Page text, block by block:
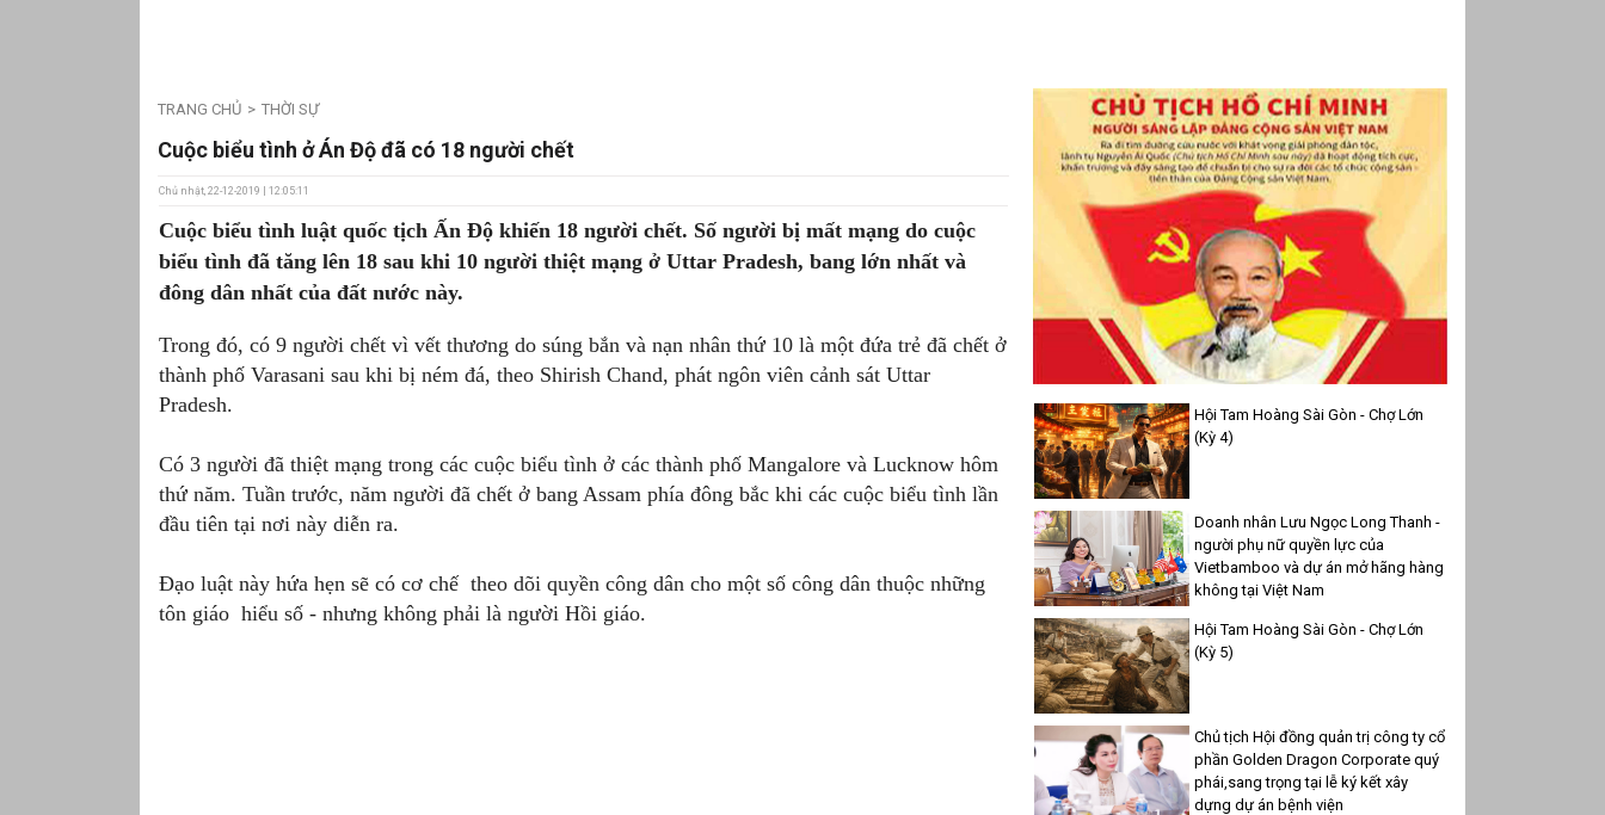
TRANG CHỦ THỜI SỰ
Cuộc biểu tình ở Án Độ đã có 18 người chết
Chủ nhật, 22-12-2019 | 12:05:11
Cuộc biểu tình luật quốc tịch Ấn Độ khiến 18 người chết. Số người bị mất mạng do cuộc
biểu tình đã tăng lên 18 sau khi 10 người thiệt mạng ở Uttar Pradesh, bang lớn nhất và
đông dân nhất của đất nước này.
Trong đó, có 9 người chết vì vết thương do súng bắn và nạn nhân thứ 10 là một đứa trẻ đã chết ở
thành phố Varasani sau khi bị ném đá, theo Shirish Chand, phát ngôn viên cảnh sát Uttar
Pradesh.
Có 3 người đã thiệt mạng trong các cuộc biểu tình ở các thành phố Mangalore và Lucknow hôm
thứ năm. Tuần trước, năm người đã chết ở bang Assam phía đông bắc khi các cuộc biểu tình lần
đầu tiên tại nơi này diễn ra.
Đạo luật này hứa hẹn sẽ có cơ chế theo dõi quyền công dân cho một số công dân thuộc những
tôn giáo hiểu số - nhưng không phải là người Hồi giáo.
Hội Tam Hoàng Sài Gòn - Chợ Lớn
(Kỳ 4)
Doanh nhân Lưu Ngọc Long Thanh -
người phụ nữ quyền lực của
Vietbamboo và dự án mở hãng hàng
không tại Việt Nam
Hội Tam Hoàng Sài Gòn - Chợ Lớn
(Kỳ 5)
Chủ tịch Hội đồng quản trị công ty cổ
phần Golden Dragon Corporate quý
phái,sang trọng tại lễ ký kết xây
dựng dự án bệnh viện